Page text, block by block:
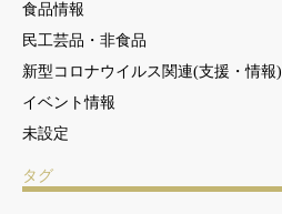
食品情報
民工芸品・非食品
新型コロナウイルス関連(支援・情報)
イベント情報
未設定
タグ